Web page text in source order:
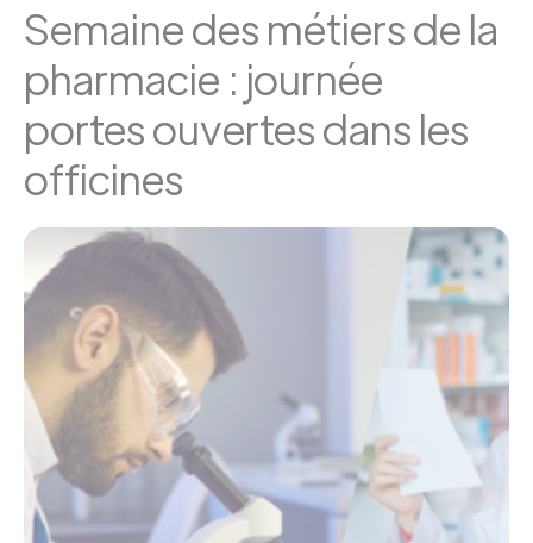
Semaine des métiers de la
pharmacie : journée
portes ouvertes dans les
officines